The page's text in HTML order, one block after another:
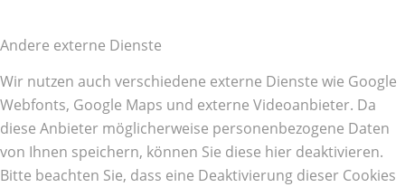
Andere externe Dienste
Wir nutzen auch verschiedene externe Dienste wie Google
Webfonts, Google Maps und externe Videoanbieter. Da
diese Anbieter möglicherweise personenbezogene Daten
von Ihnen speichern, können Sie diese hier deaktivieren.
Bitte beachten Sie, dass eine Deaktivierung dieser Cookies